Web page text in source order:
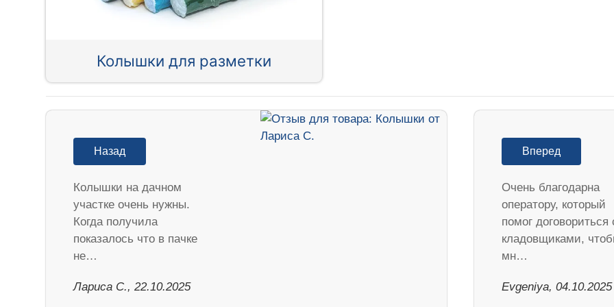
Колышки для разметки
Назад
Колышки на дачном
участке очень нужны.
Когда получила
показалось что в пачке
не…
Лариса С., 22.10.2025
Вперед
Очень благодарна
оператору, который
помог договориться
кладовщиками,
мн…
Evgeniya, 04.10.2025